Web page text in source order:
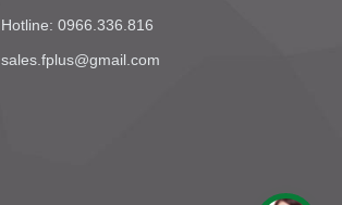
Hotline: 0966.336.816
sales.fplus@gmail.com